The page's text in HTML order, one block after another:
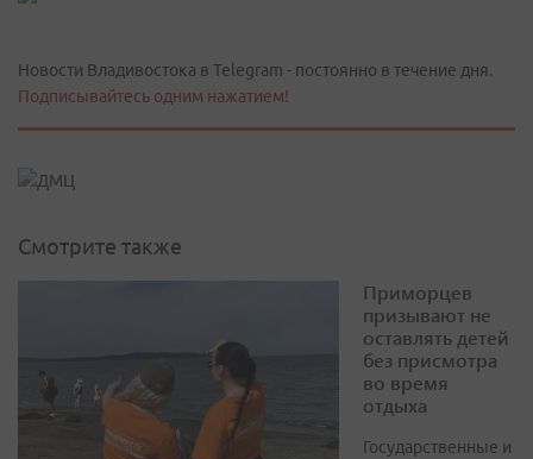
Новости Владивостока в Telegram - постоянно в течение дня.
Подписывайтесь одним нажатием!
Смотрите также
Приморцев
призывают не
оставлять детей
без присмотра
во время
отдыха
Государственные и